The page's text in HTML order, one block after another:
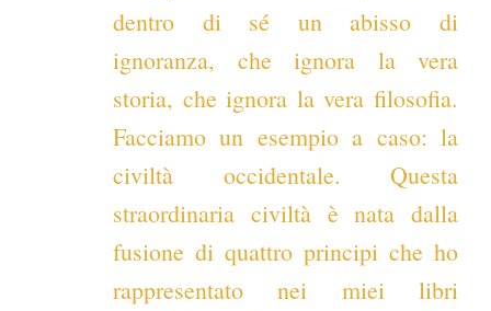
dentro di sé un abisso di
ignoranza, che ignora la vera
storia, che ignora la vera filosofia.
Facciamo un esempio a caso: la
civiltà occidentale. Questa
straordinaria civiltà è nata dalla
fusione di quattro principi che ho
rappresentato nei miei libri